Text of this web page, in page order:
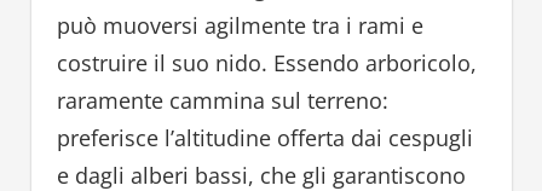
può muoversi agilmente tra i rami e
costruire il suo nido. Essendo arboricolo,
raramente cammina sul terreno:
preferisce l’altitudine offerta dai cespugli
e dagli alberi bassi, che gli garantiscono